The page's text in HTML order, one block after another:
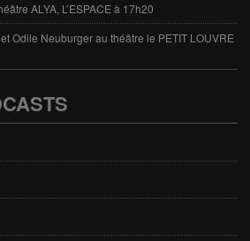
ALYA, L’ESPACE à 17h20
Odile Neuburger au théâtre le PETIT LOUVRE